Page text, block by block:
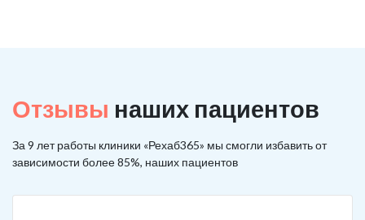
Отзывы наших пациентов
За 9 лет работы клиники «Рехаб365» мы смогли избавить от
зависимости более 85%, наших пациентов